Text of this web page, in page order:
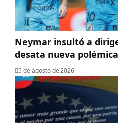
Neymar insultó a
desata nueva polémica
5 de agosto de 2026